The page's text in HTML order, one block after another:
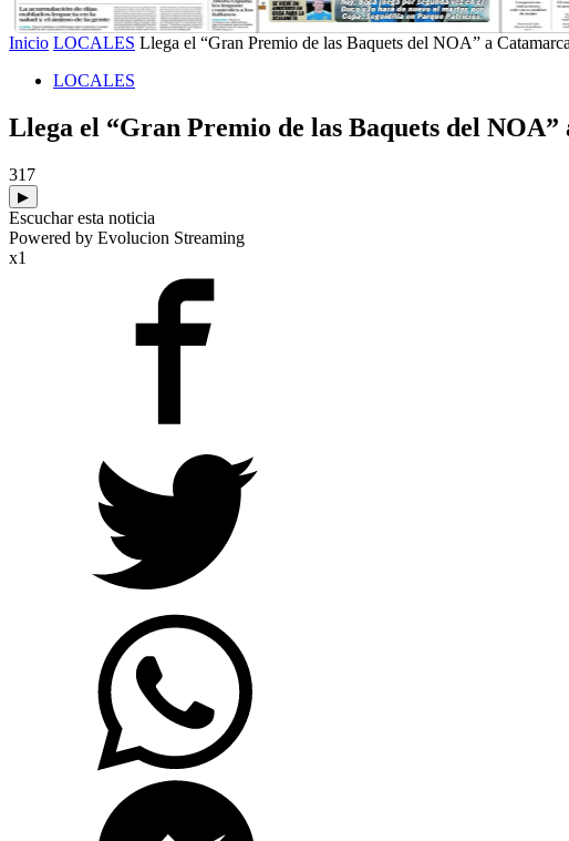
Inicio LOCALES Llega el “Gran Premio de las Baquets del NOA” a Catamarca
LOCALES
Llega el “Gran Premio de las Baquets del NOA”
317
▶
Escuchar esta noticia
Powered by Evolucion Streaming
x1